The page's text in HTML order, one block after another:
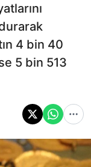
4 bin 40
5 bin 513